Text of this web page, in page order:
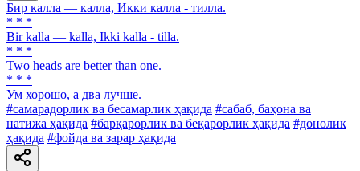
Бир калла — калла, Икки калла - тилла.
* * *
Bir kalla — kalla, Ikki kalla - tilla.
* * *
Two heads are better than one.
* * *
Ум хорошо, а два лучше.
#самарадорлик ва бесамарлик ҳақида #сабаб, баҳона ва
натижа ҳақида #барқарорлик ва беқарорлик ҳақида #донолик
ҳақида #фойда ва зарар ҳақида